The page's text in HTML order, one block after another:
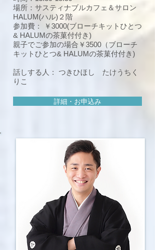
場所：サスティナブルカフェ＆サロン
HALUM(ハル)２階
参加費： ￥3000(ブローチキットひとつ
& HALUMの茶菓付付き)
親子でご参加の場合￥3500（ブローチ
キットひとつ& HALUMの茶菓付付き)
話しする人： つきひほし たけうちく
りこ
詳細・お申込み